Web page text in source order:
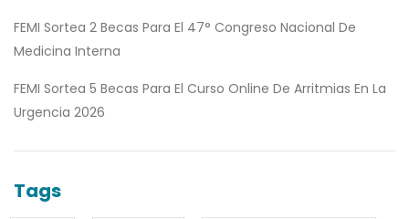
FEMI Sortea 2 Becas Para El 47° Congreso Nacional De
Medicina Interna
FEMI Sortea 5 Becas Para El Curso Online De Arritmias En La
Urgencia 2026
Tags